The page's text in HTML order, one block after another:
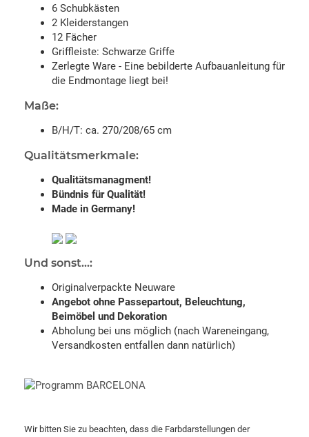
6 Schubkästen
2 Kleiderstangen
12 Fächer
Griffleiste: Schwarze Griffe
Zerlegte Ware - Eine bebilderte Aufbauanleitung für
die Endmontage liegt bei!
Maße:
B/H/T: ca. 270/208/65 cm
Qualitätsmerkmale:
Qualitätsmanagment!
Bündnis für Qualität!
Made in Germany!
Und sonst...:
Originalverpackte Neuware
Angebot ohne Passepartout, Beleuchtung,
Beimöbel und Dekoration
Abholung bei uns möglich (nach Wareneingang,
Versandkosten entfallen dann natürlich)
Wir bitten Sie zu beachten, dass die Farbdarstellungen der